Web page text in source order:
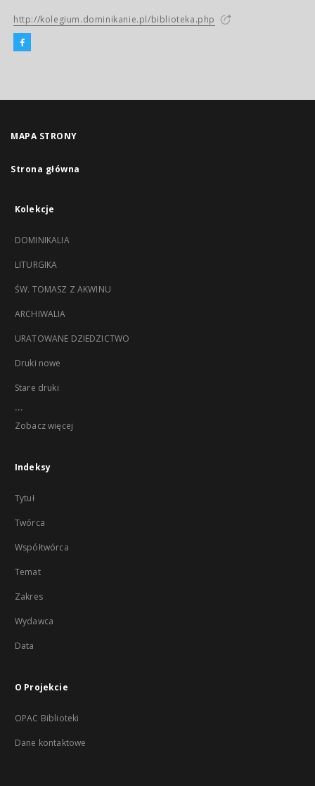
http://kolegium.dominikanie.pl/biblioteka.php
MAPA STRONY
Strona główna
Kolekcje
DOMINIKALIA
LITURGIKA
ŚW. TOMASZ Z AKWINU
ARCHIWALIA
URATOWANE DZIEDZICTWO
Druki nowe
Stare druki
...
Zobacz więcej
Indeksy
Tytuł
Twórca
Współtwórca
Temat
Zakres
Wydawca
Data
O Projekcie
OPAC Biblioteki
Dane kontaktowe